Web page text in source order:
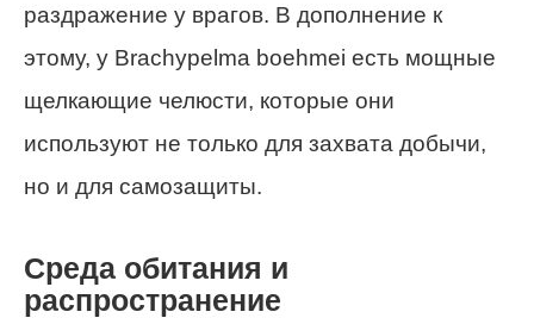
раздражение у врагов. В дополнение к
этому, у Brachypelma boehmei есть мощные
щелкающие челюсти, которые они
используют не только для захвата добычи,
но и для самозащиты.
Среда обитания и
распространение